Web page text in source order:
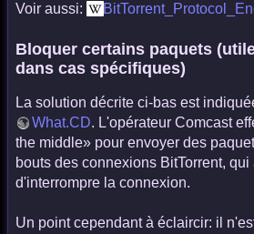
Voir aussi:
Bloquer certains paquets
dans cas spécifiques)
La solution décrite ci-bas est
What.CD. L'opérateur Comcast
the middle» pour envoyer des
bouts des connexions BitTorrent,
d'interrompre la connexion.
Un point cependant à éclaircir: il